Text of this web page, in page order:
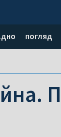
ПОГЛЯД